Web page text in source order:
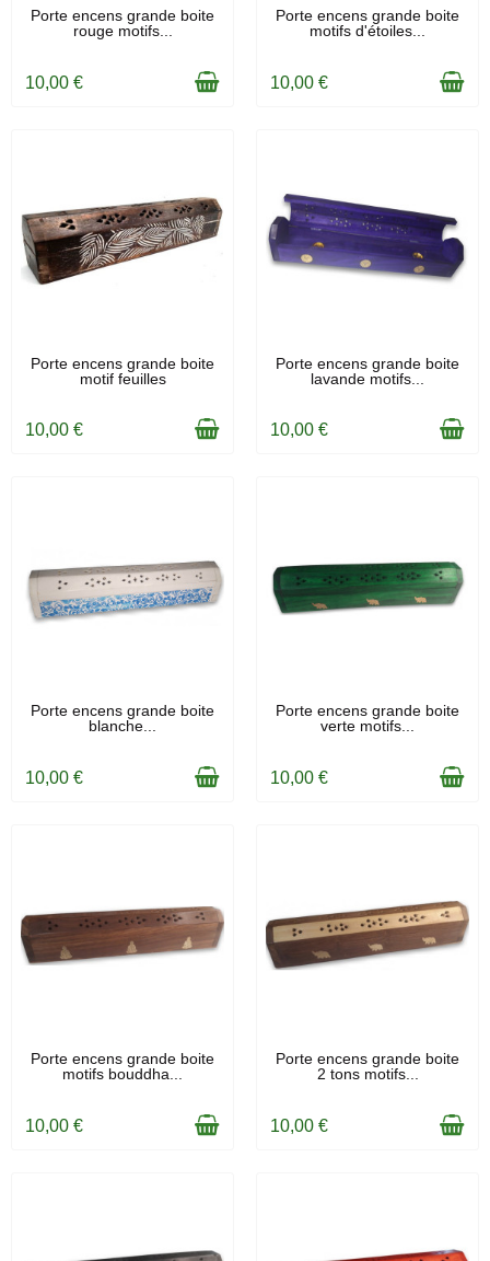
EN STOCK
Porte encens grande boite
rouge motifs...
10,00 €
EN STOCK
Porte encens grande boite
motifs d'étoiles...
10,00 €
EN STOCK
Porte encens grande boite
motif feuilles
10,00 €
EN STOCK
Porte encens grande boite
lavande motifs...
10,00 €
EN STOCK
Porte encens grande boite
blanche...
10,00 €
EN STOCK
Porte encens grande boite
verte motifs...
10,00 €
EN STOCK
Porte encens grande boite
motifs bouddha...
10,00 €
EN STOCK
Porte encens grande boite
2 tons motifs...
10,00 €